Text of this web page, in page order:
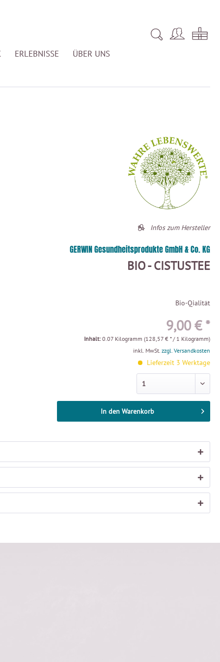
ERLEBNISSE ÜBER UNS
Infos zum Hersteller
GERWIN Gesundheitsprodukte GmbH & Co. KG
BIO - CISTUSTEE
Bio-Qialität
9,00 € *
Inhalt: 0.07 Kilogramm (128,57 € * / 1 Kilogramm)
inkl. MwSt. zzgl. Versandkosten
Lieferzeit 3 Werktage
In den Warenkorb